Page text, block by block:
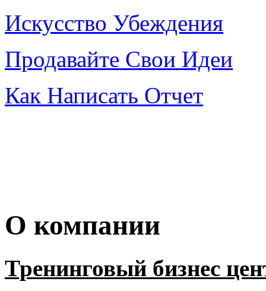
Искусство Убеждения
Продавайте Свои Идеи
Как Написать Отчет
О компании
Тренинговый бизнес